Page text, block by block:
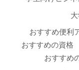
おすすめ便利
おすすめの資格
おすすめ